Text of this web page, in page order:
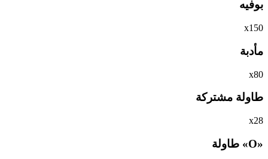
بوفيه
х150
مأدبة
х80
طاولة مشتركة
х28
«O» طاولة